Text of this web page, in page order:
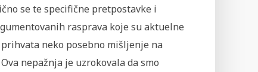
se te specifične pretpostavke i
rasprava koje su aktuelne
neko posebno mišljenje na
nepažnja je uzrokovala da smo